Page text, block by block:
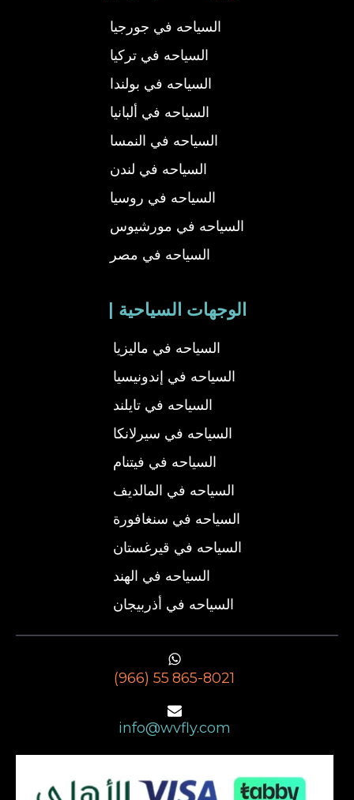
السياحه في جورجيا
السياحه في تركيا
السياحه في بولندا
السياحه في ألبانيا
السياحه في النمسا
السياحه في لندن
السياحه في روسيا
السياحه في مورشيوس
السياحه في مصر
| الوجهات السياحية
السياحه في ماليزيا
السياحه في إندونيسيا
السياحه في تايلند
السياحه في سيرلانكا
السياحه في فيتنام
السياحه في المالديف
السياحه في سنغافورة
السياحه في قيرغستان
السياحه في الهند
السياحه في أذربيجان
(966) 55 865-8021
info@wvfly.com